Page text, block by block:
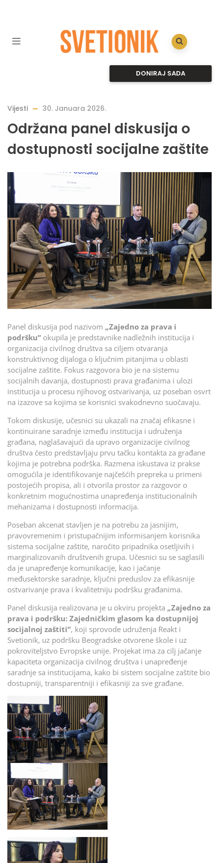
DONIRAJ SADA
Vijesti 30. Januara 2026.
Održana panel diskusija o
dostupnosti socijalne zaštite
Panel diskusija pod nazivom „Zajedno za prava i
podršku“ okupila je predstavnike nadležnih institucija i
organizacija civilnog društva sa ciljem otvaranja
konstruktivnog dijaloga o ključnim pitanjima u oblasti
socijalne zaštite. Fokus razgovora bio je na sistemu
socijalnih davanja, dostupnosti prava građanima i ulozi
institucija u procesu njihovog ostvarivanja, uz poseban osvrt
na izazove sa kojima se korisnici svakodnevno suočavaju.
Tokom diskusije, učesnici su ukazali na značaj efikasne i
kontinuirane saradnje između institucija i udruženja
građana, naglašavajući da upravo organizacije civilnog
društva često predstavljaju prvu tačku kontakta za građane
kojima je potrebna podrška. Razmena iskustava iz prakse
omogućila je identifikovanje najčešćih prepreka u primeni
postojećih propisa, ali i otvorila prostor za razgovor o
konkretnim mogućnostima unapređenja institucionalnih
mehanizama i dostupnosti informacija.
Poseban akcenat stavljen je na potrebu za jasnijim,
pravovremenim i pristupačnijim informisanjem korisnika
sistema socijalne zaštite, naročito pripadnika osetljivih i
marginalizovanih društvenih grupa. Učesnici su se saglasili
da je unapređenje komunikacije, kao i jačanje
međusektorske saradnje, ključni preduslov za efikasnije
ostvarivanje prava i kvalitetniju podršku građanima.
Panel diskusija realizovana je u okviru projekta „Zajedno za
prava i podršku: Zajedničkim glasom ka dostupnijoj
socijalnoj zaštiti“, koji sprovode udruženja Reakt i
Svetionik, uz podršku Beogradske otvorene škole i uz
pokroviteljstvo Evropske unije. Projekat ima za cilj jačanje
kapaciteta organizacija civilnog društva i unapređenje
saradnje sa institucijama, kako bi sistem socijalne zaštite bio
dostupniji, transparentniji i efikasniji za sve građane.